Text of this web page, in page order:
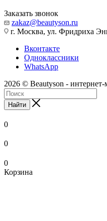
Заказать звонок
zakaz@beautyson.ru
г. Москва, ул. Фридриха
Вконтакте
Одноклассники
WhatsApp
2026 © Beautyson - интернет-
Найти
0
0
0
Корзина